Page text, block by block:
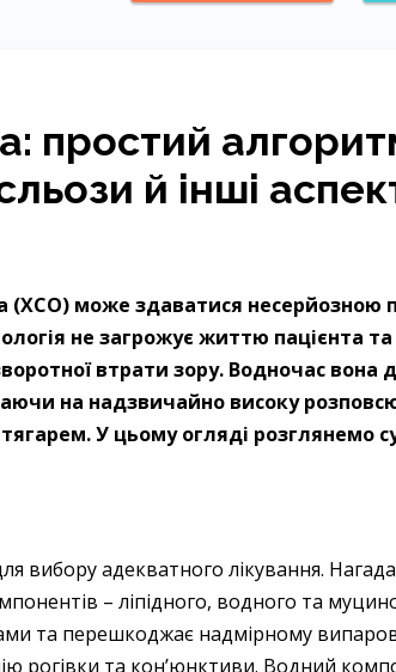
простий
й інші
(ХСО) може здаватися несерйозною
не загрожує життю пацієнта
втрати зору. Водночас вона
на надзвичайно високу
У цьому огляді розглянемо
вибору адекватного лікування.
– ліпідного, водного та
та перешкоджає надмірному
рогівки та кон’юнктиви. Водний